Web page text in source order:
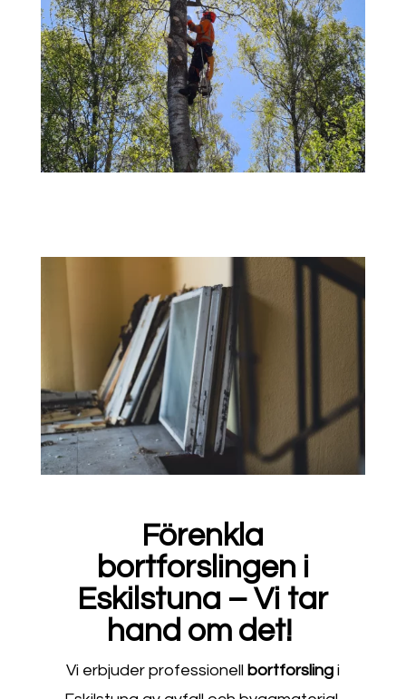
Förenkla
bortforslingen i
Eskilstuna – Vi tar
hand om det!
Vi erbjuder professionell bortforslingi